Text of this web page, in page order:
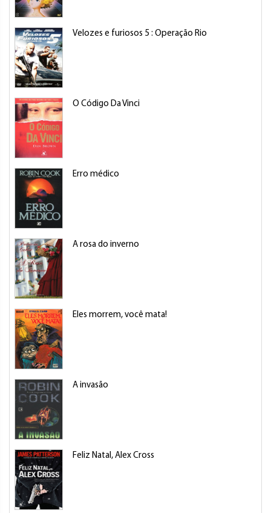
Velozes e furiosos 5 : Operação Rio
O Código Da Vinci
Erro médico
A rosa do inverno
Eles morrem, você mata!
A invasão
Feliz Natal, Alex Cross